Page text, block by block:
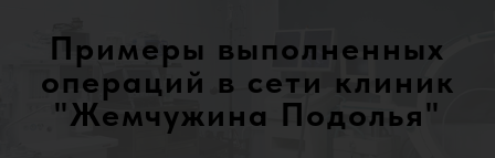
Примеры выполненных
операций в сети клиник
"Жемчужина Подолья"